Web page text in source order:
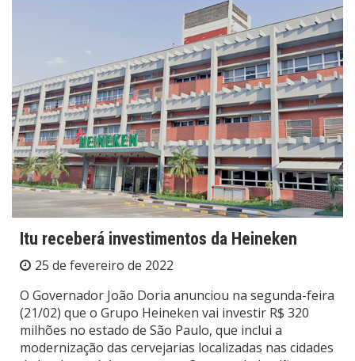
Itu receberá investimentos da Heineken
25 de fevereiro de 2022
O Governador João Doria anunciou na segunda-feira
(21/02) que o Grupo Heineken vai investir R$ 320
milhões no estado de São Paulo, que inclui a
modernização das cervejarias localizadas nas cidades